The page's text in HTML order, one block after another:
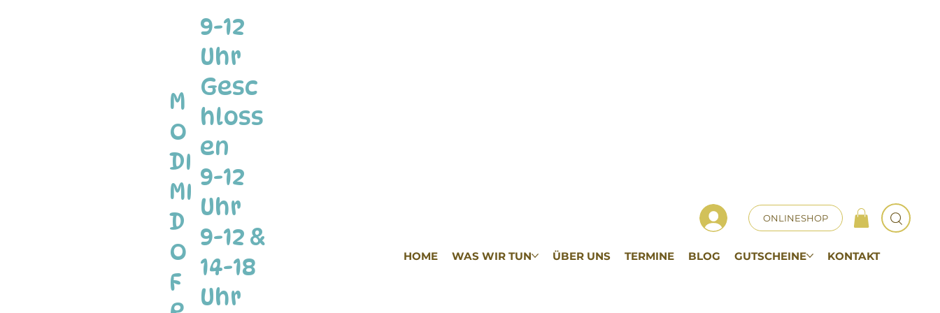
M
O
DI
MI
D
O
F
9-12
Uhr
Gesc
hloss
en
9-12
Uhr
9-12 &
14-18
Uhr
ONLINESHOP
HOME WAS WIR TUN ÜBER UNS TERMINE BLOG GUTSCHEINE KONTAKT